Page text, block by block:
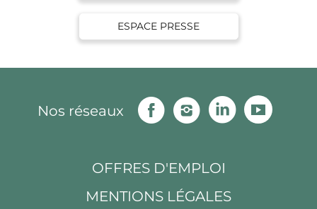
ESPACE PRESSE
Nos réseaux
FacebookInstagramLinkedin
OFFRES D'EMPLOI
MENTIONS LÉGALES